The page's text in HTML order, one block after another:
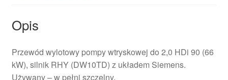
Opis
Przewód wylotowy pompy wtryskowej do 2,0 HDi 90 (66
kW), silnik RHY (DW10TD) z układem Siemens.
Używany – w pełni szczelny.